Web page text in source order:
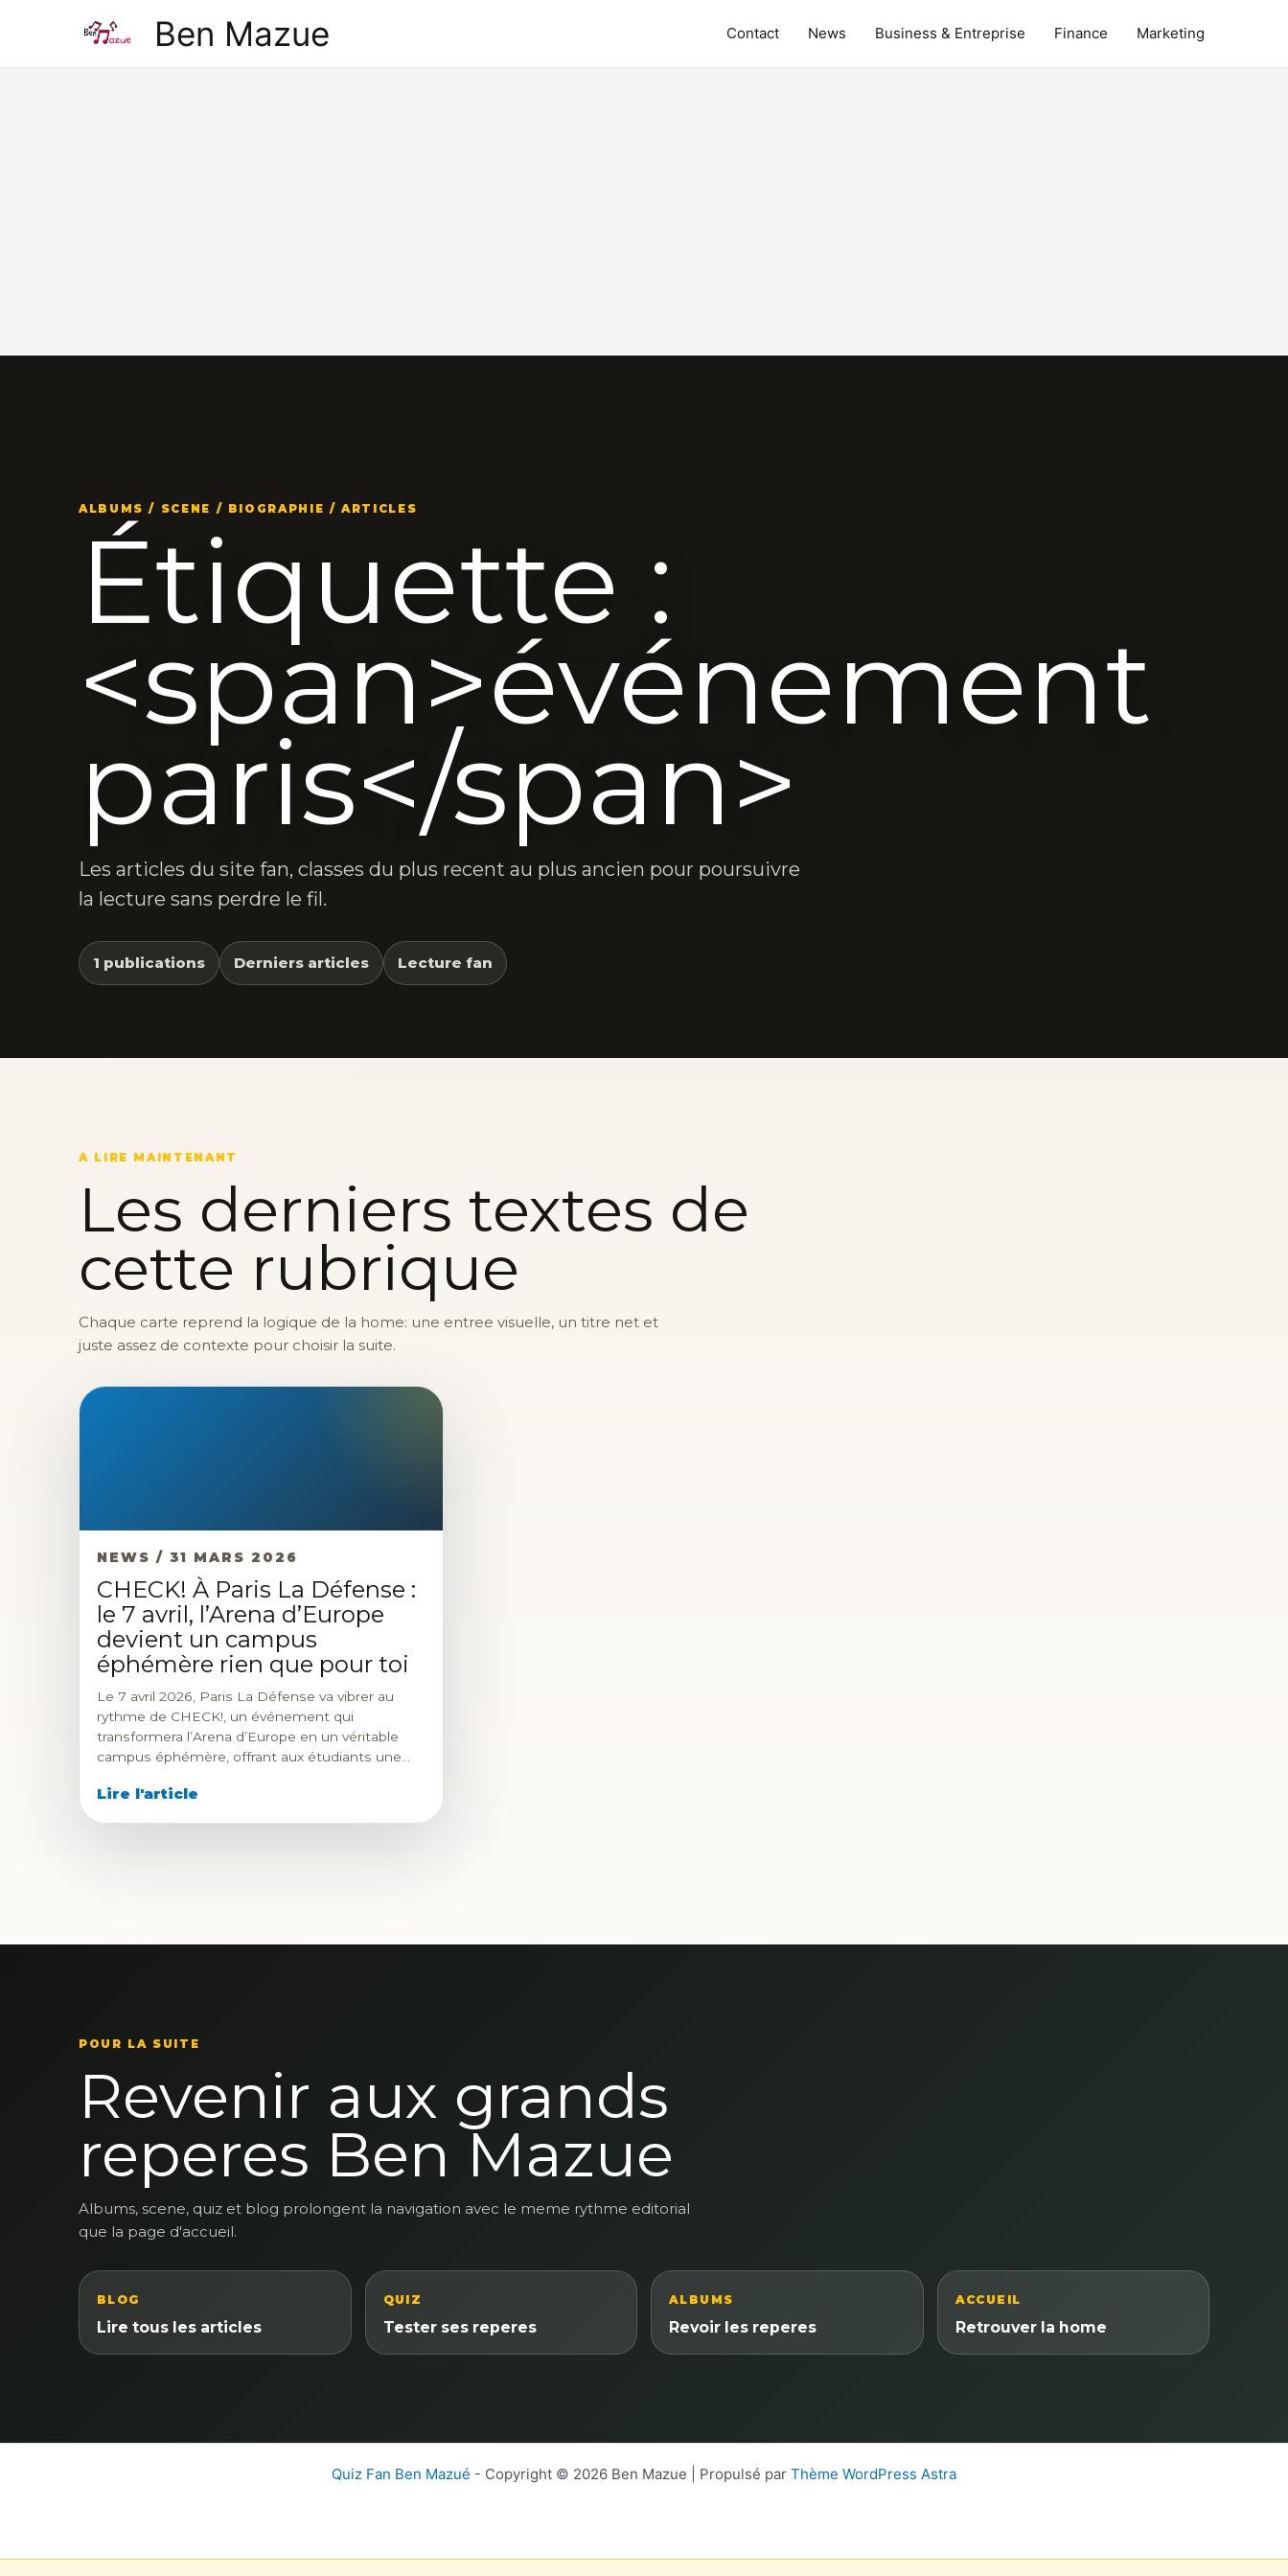
Ben Mazue Contact News Business & Entreprise Finance Marketing
ALBUMS / SCENE / BIOGRAPHIE / ARTICLES
Étiquette :
<span>événement
paris</span>
Les articles du site fan, classes du plus recent au plus ancien pour poursuivre
la lecture sans perdre le fil.
1 publications Derniers articles Lecture fan
A LIRE MAINTENANT
Les derniers textes de
cette rubrique
Chaque carte reprend la logique de la home: une entree visuelle, un titre net et
juste assez de contexte pour choisir la suite.
NEWS / 31 MARS 2026
CHECK! À Paris La Défense :
le 7 avril, l’Arena d’Europe
devient un campus
éphémère rien que pour toi
Le 7 avril 2026, Paris La Défense va vibrer au
rythme de CHECK!, un événement qui
transformera l’Arena d’Europe en un véritable
campus éphémère, offrant aux étudiants une…
Lire l'article
POUR LA SUITE
Revenir aux grands
reperes Ben Mazue
Albums, scene, quiz et blog prolongent la navigation avec le meme rythme editorial
que la page d'accueil.
BLOG
Lire tous les articles
QUIZ
Tester ses reperes
ALBUMS
Revoir les reperes
ACCUEIL
Retrouver la home
Quiz Fan Ben Mazué - Copyright © 2026 Ben Mazue | Propulsé par Thème WordPress Astra